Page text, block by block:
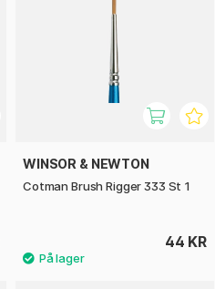
WINSOR & NEWTON
Cotman Brush Rigger 333 St 1
44 KR